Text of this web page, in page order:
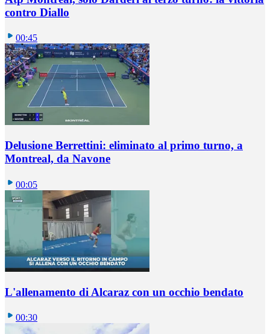
contro Diallo
00:45
Delusione Berrettini: eliminato al primo turno, a
Montreal, da Navone
00:05
L'allenamento di Alcaraz con un occhio bendato
00:30